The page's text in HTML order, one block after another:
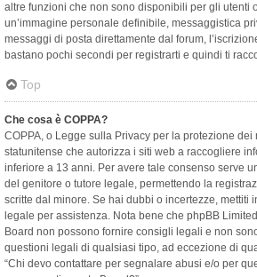
altre funzioni che non sono disponibili per gli utenti
un’immagine personale definibile, messaggistica
messaggi di posta direttamente dal forum,
bastano pochi secondi per registrarti e quindi ti
Top
Che cosa è COPPA?
COPPA, o Legge sulla Privacy per la protezione
statunitense che autorizza i siti web a raccogliere
inferiore a 13 anni. Per avere tale consenso serve
del genitore o tutore legale, permettendo la
scritte dal minore. Se hai dubbi o incertezze, mettiti
legale per assistenza. Nota bene che phpBB
Board non possono fornire consigli legali e non
questioni legali di qualsiasi tipo, ad eccezione di
“Chi devo contattare per segnalare abusi e/o per